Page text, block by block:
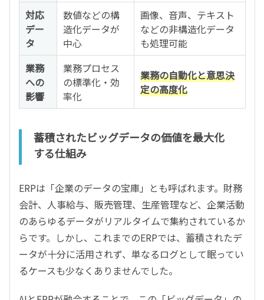
対応
デー
タ
数値などの構
造化データが
中心
画像、音声、テキスト
などの非構造化データ
も処理可能
業務
への
影響
業務プロセス
の標準化・効
率化
業務の自動化と意思決
定の高度化
蓄積されたビッグデータの価値を最大化
する仕組み
ERPは「企業のデータの宝庫」とも呼ばれます。財務
会計、人事給与、販売管理、生産管理など、企業活動
のあらゆるデータがリアルタイムで集約されているか
らです。しかし、これまでのERPでは、蓄積されたデ
ータが十分に活用されず、単なるログとして眠ってい
るケースも少なくありませんでした。